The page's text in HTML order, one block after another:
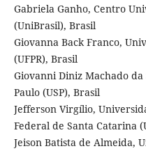
Gabriela Ganho, Centro
(UniBrasil), Brasil
Giovanna Back Franco,
(UFPR), Brasil
Giovanni Diniz Machado
Paulo (USP), Brasil
Jefferson Virgílio,
Federal de Santa Catarina
Jeison Batista de Almeida,